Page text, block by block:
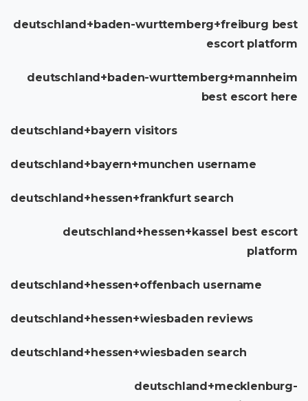
deutschland+baden-wurttemberg+freiburg best
escort platform
deutschland+baden-wurttemberg+mannheim
best escort here
deutschland+bayern visitors
deutschland+bayern+munchen username
deutschland+hessen+frankfurt search
deutschland+hessen+kassel best escort
platform
deutschland+hessen+offenbach username
deutschland+hessen+wiesbaden reviews
deutschland+hessen+wiesbaden search
deutschland+mecklenburg-